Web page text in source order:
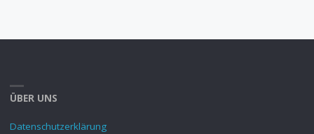
ÜBER UNS
Datenschutzerklärung